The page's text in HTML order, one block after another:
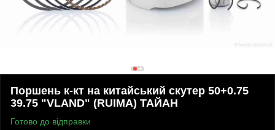
Поршень к-кт на китайський скутер 50+0.75
39.75 "VLAND" (RUIMA) ТАЙАН
Готово до відправки